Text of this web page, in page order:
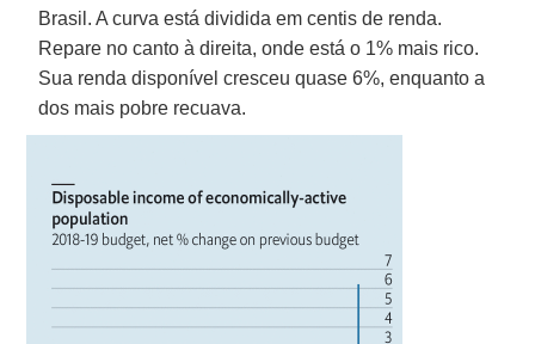
Brasil. A curva está dividida em centis de renda.
Repare no canto à direita, onde está o 1% mais rico.
Sua renda disponível cresceu quase 6%, enquanto a
dos mais pobre recuava.